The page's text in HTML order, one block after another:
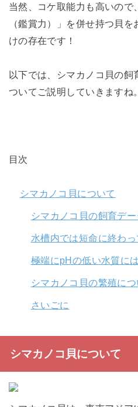
当然、コケ取能力も高いので
（鑑賞力）」を併せ持つ貝
けの存在です！
以下では、シマカノコ貝の飼
ついてご説明していきますね。
目次
シマカノコ貝について
シマカノコ貝の飼育デー
水槽内では短命に終わ
極端にpHの低い水質に
シマカノコ貝の繁殖につ
さいごに
シマカノコ貝について